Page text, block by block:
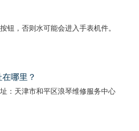
钮，否则水可能会进入手表机件。
哪里？
：天津市和平区浪琴维修服务中心